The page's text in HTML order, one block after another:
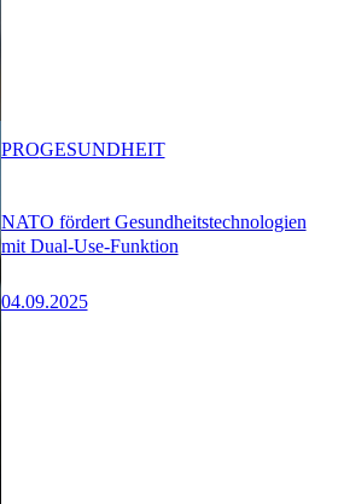
NATO fördert Gesundheitstechnologien
mit Dual-Use-Funktion
04.09.2025
PROGESUNDHEIT